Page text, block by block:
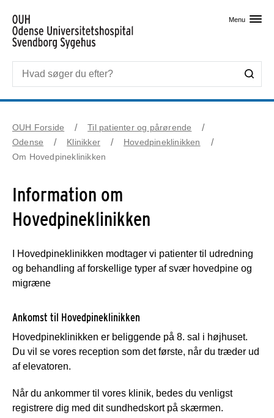
Menu
OUH Forside
Til patienter og pårørende
Odense
Klinikker
Hovedpineklinikken
Om Hovedpineklinikken
Information om
Hovedpineklinikken
I Hovedpineklinikken modtager vi patienter til udredning
og behandling af forskellige typer af svær hovedpine og
migræne
Ankomst til Hovedpineklinikken
Hovedpineklinikken er beliggende på 8. sal i højhuset.
Du vil se vores reception som det første, når du træder ud
af elevatoren.
Når du ankommer til vores klinik, bedes du venligst
registrere dig med dit sundhedskort på skærmen.